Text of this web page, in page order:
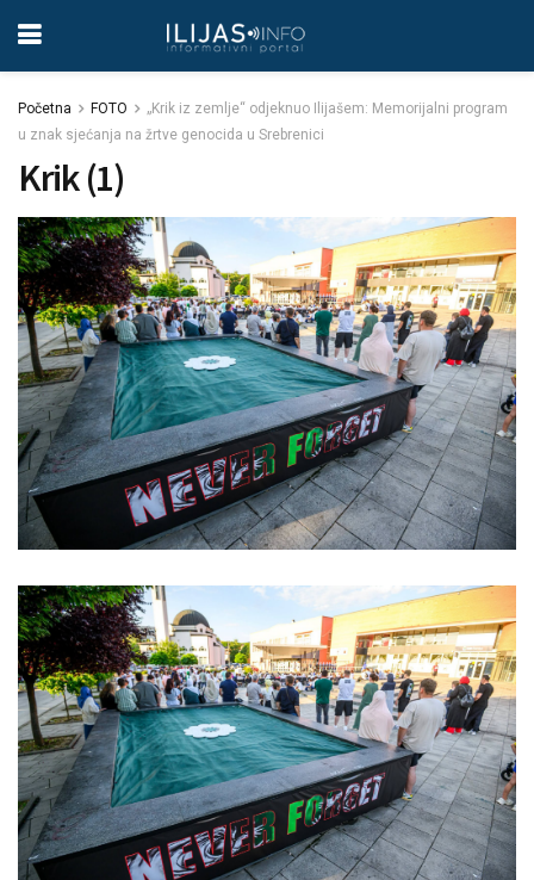
Početna FOTO
„Krik iz zemlje“ odjeknuo Ilijašem: Memorijalni program
u znak sjećanja na žrtve genocida u Srebrenici
Krik (1)